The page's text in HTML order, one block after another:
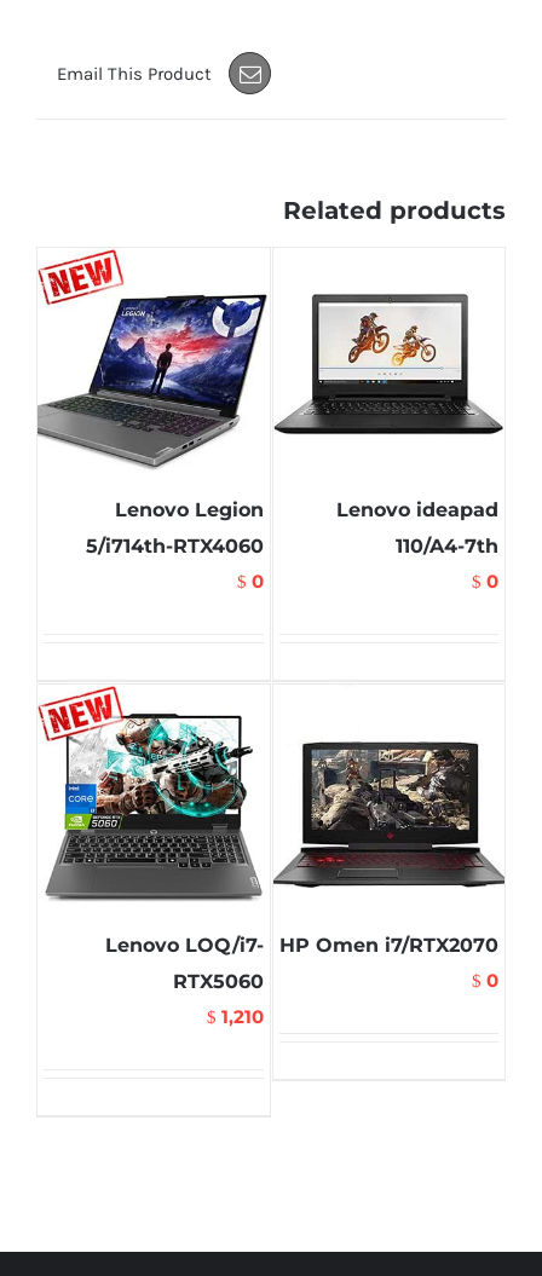
Email This Product
Related products
Lenovo ideapad
110/A4-7th
$ 0
Lenovo Legion
5/i714th-RTX4060
$ 0
HP Omen i7/RTX2070
$ 0
Lenovo LOQ/i7-
RTX5060
$ 1,210